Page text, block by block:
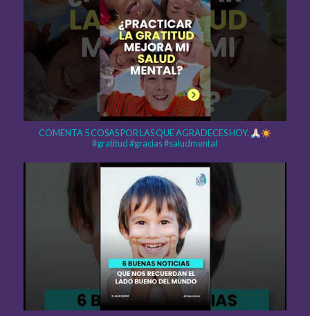
COMENTA 5 COSAS POR LAS QUE AGRADECES HOY.
#gratitud #gracias #saludmental